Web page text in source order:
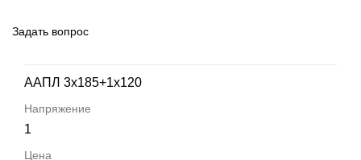
Задать вопрос
ААПЛ 3х185+1х120
1